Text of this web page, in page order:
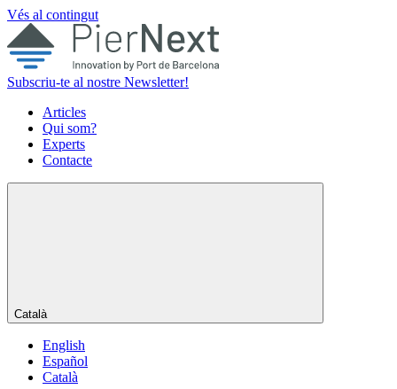
Vés al contingut
Subscriu-te al nostre Newsletter!
Articles
Qui som?
Experts
Contacte
Català
English
Español
Català